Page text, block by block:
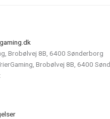
Brobølvej 8B, 6400 Sønderborg
Brobølvej 8B, 6400